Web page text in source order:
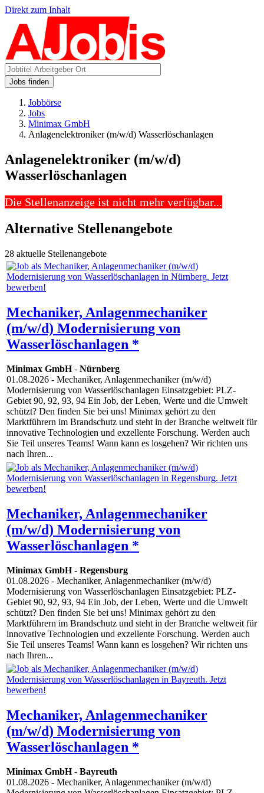
Direkt zum Inhalt
Jobs finden
Jobbörse
Jobs
Minimax GmbH
Anlagenelektroniker (m/w/d) Wasserlöschanlagen
Anlagenelektroniker (m/w/d)
Wasserlöschanlagen
Die Stellenanzeige ist nicht mehr verfügbar...
Alternative Stellenangebote
28 aktuelle Stellenangebote
Mechaniker, Anlagenmechaniker
(m/w/d) Modernisierung von
Wasserlöschanlagen *
Minimax GmbH- Nürnberg
01.08.2026 - Mechaniker, Anlagenmechaniker (m/w/d)
Modernisierung von Wasserlöschanlagen Einsatzgebiet: PLZ-
Gebiet 90, 92, 93, 94 Ein Job, der Leben, Werte und die Umwelt
schützt? Den finden Sie bei uns! Minimax gehört zu den
Marktführern im Brandschutz und steht in der Branche weltweit für
innovative Technologien und exzellente Forschung. Werden auch
Sie Teil unseres Teams! Wann kann es losgehen? Wir richten uns
nach Ihren...
Mechaniker, Anlagenmechaniker
(m/w/d) Modernisierung von
Wasserlöschanlagen *
Minimax GmbH- Regensburg
01.08.2026 - Mechaniker, Anlagenmechaniker (m/w/d)
Modernisierung von Wasserlöschanlagen Einsatzgebiet: PLZ-
Gebiet 90, 92, 93, 94 Ein Job, der Leben, Werte und die Umwelt
schützt? Den finden Sie bei uns! Minimax gehört zu den
Marktführern im Brandschutz und steht in der Branche weltweit für
innovative Technologien und exzellente Forschung. Werden auch
Sie Teil unseres Teams! Wann kann es losgehen? Wir richten uns
nach Ihren...
Mechaniker, Anlagenmechaniker
(m/w/d) Modernisierung von
Wasserlöschanlagen *
Minimax GmbH- Bayreuth
01.08.2026 - Mechaniker, Anlagenmechaniker (m/w/d)